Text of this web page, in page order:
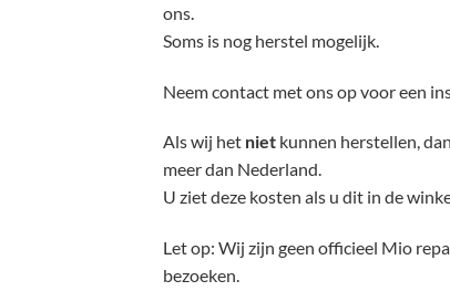
ons.
Soms is nog herstel mogelijk.
Neem contact met ons op voor een
Als wij het niet kunnen herstellen,
meer dan Nederland.
U ziet deze kosten als u dit in de
Let op: Wij zijn geen officieel Mio
bezoeken.